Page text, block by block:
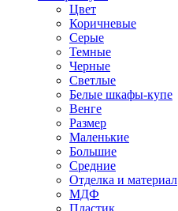
Цвет
Коричневые
Серые
Темные
Черные
Светлые
Белые шкафы-купе
Венге
Размер
Маленькие
Большие
Средние
Отделка и материал
МДФ
Пластик